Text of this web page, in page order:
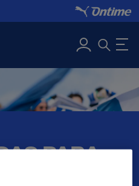
PARA
LA VENTA